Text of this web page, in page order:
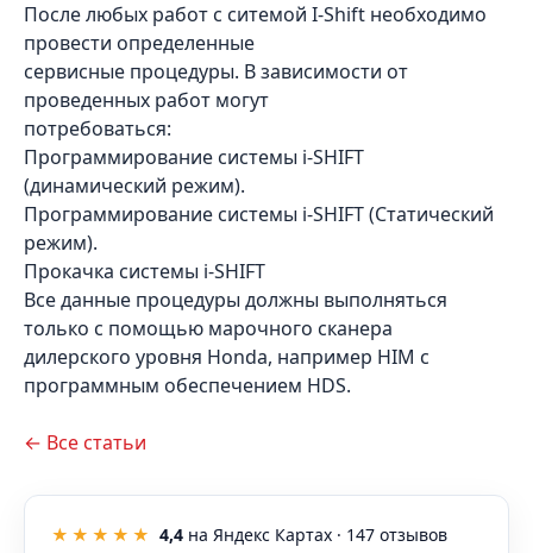
После любых работ с ситемой I-Shift необходимо
провести определенные
сервисные процедуры. В зависимости от
проведенных работ могут
потребоваться:
Программирование системы i-SHIFT
(динамический режим).
Программирование системы i-SHIFT (Статический
режим).
Прокачка системы i-SHIFT
Все данные процедуры должны выполняться
только с помощью марочного сканера
дилерского уровня Honda, например HIM с
программным обеспечением HDS.
← Все статьи
★★★★★ 4,4 на Яндекс Картах · 147 отзывов